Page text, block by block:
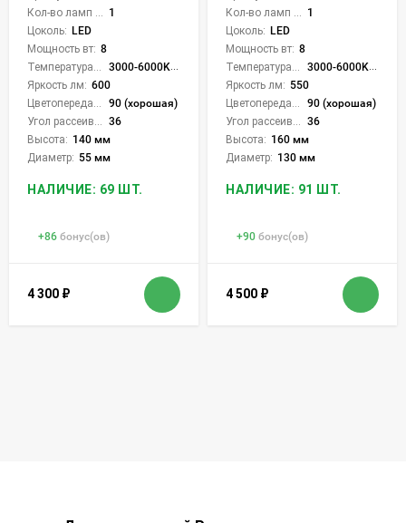
1
Цоколь: LED
Мощность вт: 8
3000-6000K (плавная рег.)
Яркость лм: 600
90 (хорошая)
36
Высота: 140 мм
Диаметр: 55 мм
НАЛИЧИЕ: 69 ШТ.
+86 бонус(ов)
4 300 ₽
1
Цоколь: LED
Мощность вт: 8
3000-6000K (плавная рег.)
Яркость лм: 550
90 (хорошая)
36
Высота: 160 мм
Диаметр: 130 мм
НАЛИЧИЕ: 91 ШТ.
+90 бонус(ов)
4 500 ₽